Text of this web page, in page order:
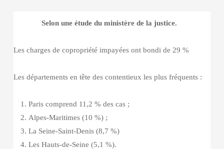
Selon une étude du ministère de la justice.
Les charges de copropriété impayées ont bondi de 29 %
Les départements en tête des contentieux les plus fréquents :
Paris comprend 11,2 % des cas ;
Alpes-Maritimes (10 %) ;
La Seine-Saint-Denis (8,7 %)
Les Hauts-de-Seine (5,1 %).